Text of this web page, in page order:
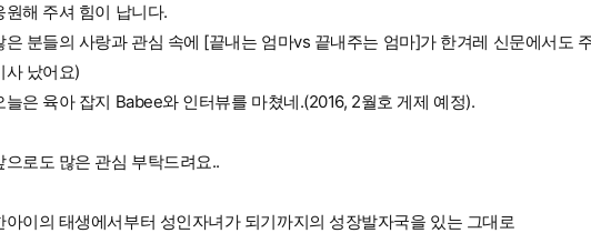
원해 주셔 힘이 납니다.
은 분들의 사랑과 관심 속에 [끝내는 엄마vs 끝내주는 엄마]가 한겨레 신문에서도
사 났어요)
늘은 육아 잡지 Babee와 인터뷰를 마쳤네.(2016, 2월호 게제 예정).
으로도 많은 관심 부탁드려요..
아이의 태생에서부터 성인자녀가 되기까지의 성장발자국을 있는 그대로